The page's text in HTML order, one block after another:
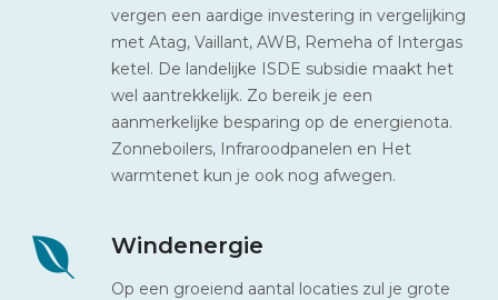
vergen een aardige investering in vergelijking
met Atag, Vaillant, AWB, Remeha of Intergas
ketel. De landelijke ISDE subsidie maakt het
wel aantrekkelijk. Zo bereik je een
aanmerkelijke besparing op de energienota.
Zonneboilers, Infraroodpanelen en Het
warmtenet kun je ook nog afwegen.
Windenergie
Op een groeiend aantal locaties zul je grote